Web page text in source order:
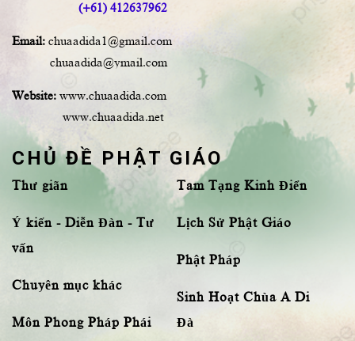
(+61) 412637962
Email: chuaadida1@gmail.com
chuaadida@ymail.com
Website: www.chuaadida.com
www.chuaadida.net
CHỦ ĐỀ PHẬT GIÁO
Thư giãn
Ý kiến - Diễn Đàn - Tư
vấn
Chuyên mục khác
Môn Phong Pháp Phái
Tam Tạng Kinh Điển
Lịch Sử Phật Giáo
Phật Pháp
Sinh Hoạt Chùa A Di
Đà